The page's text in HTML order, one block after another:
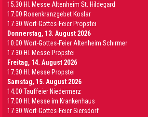
15.30 Hl. Messe Altenheim St. Hildegard
17.00 Rosenkranzgebet Koslar
17.30 Wort-Gottes-Feier Propstei
Donnerstag, 13. August 2026
10.00 Wort-Gottes-Feier Altenheim Schirmer
17.30 Hl. Messe Propstei
Freitag, 14. August 2026
17.30 Hl. Messe Propstei
Samstag, 15. August 2026
14.00 Tauffeier Niedermerz
17.00 Hl. Messe im Krankenhaus
17.30 Wort-Gottes-Feier Siersdorf